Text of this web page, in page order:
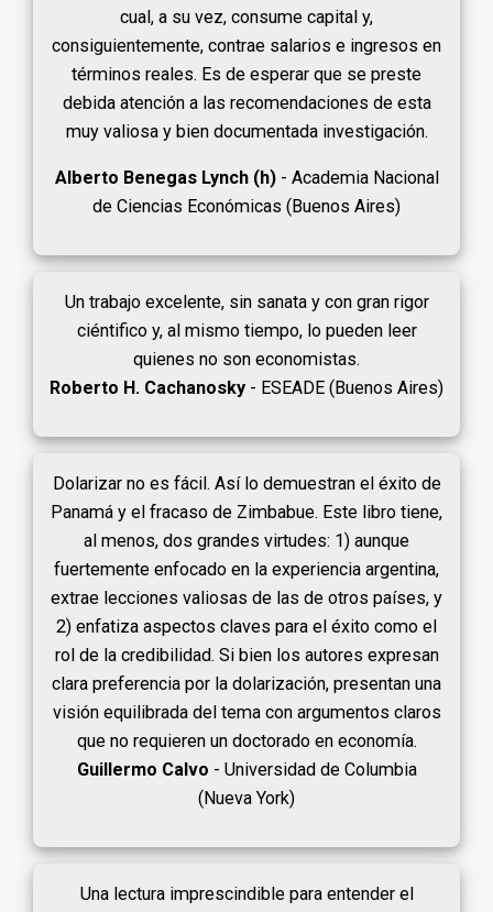
cual, a su vez, consume capital y,
consiguientemente, contrae salarios e ingresos en
términos reales. Es de esperar que se preste
debida atención a las recomendaciones de esta
muy valiosa y bien documentada investigación.
Alberto Benegas Lynch (h)- Academia Nacional
de Ciencias Económicas (Buenos Aires)
Un trabajo excelente, sin sanata y con gran rigor
ciéntifico y, al mismo tiempo, lo pueden leer
quienes no son economistas.
Roberto H. Cachanosky - ESEADE (Buenos Aires)
Dolarizar no es fácil. Así lo demuestran el éxito de
Panamá y el fracaso de Zimbabue. Este libro tiene,
al menos, dos grandes virtudes: 1) aunque
fuertemente enfocado en la experiencia argentina,
extrae lecciones valiosas de las de otros países, y
2) enfatiza aspectos claves para el éxito como el
rol de la credibilidad. Si bien los autores expresan
clara preferencia por la dolarización, presentan una
visión equilibrada del tema con argumentos claros
que no requieren un doctorado en economía.
Guillermo Calvo - Universidad de Columbia
(Nueva York)
Una lectura imprescindible para entender el